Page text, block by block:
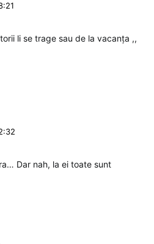
li se trage sau de la vacanța ,,
Dar nah, la ei toate sunt